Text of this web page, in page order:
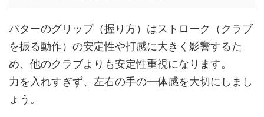
パターのグリップ（握り方）はストローク（クラブ
を振る動作）の安定性や打感に大きく影響するた
め、他のクラブよりも安定性重視になります。
力を入れすぎず、左右の手の一体感を大切にしまし
ょう。